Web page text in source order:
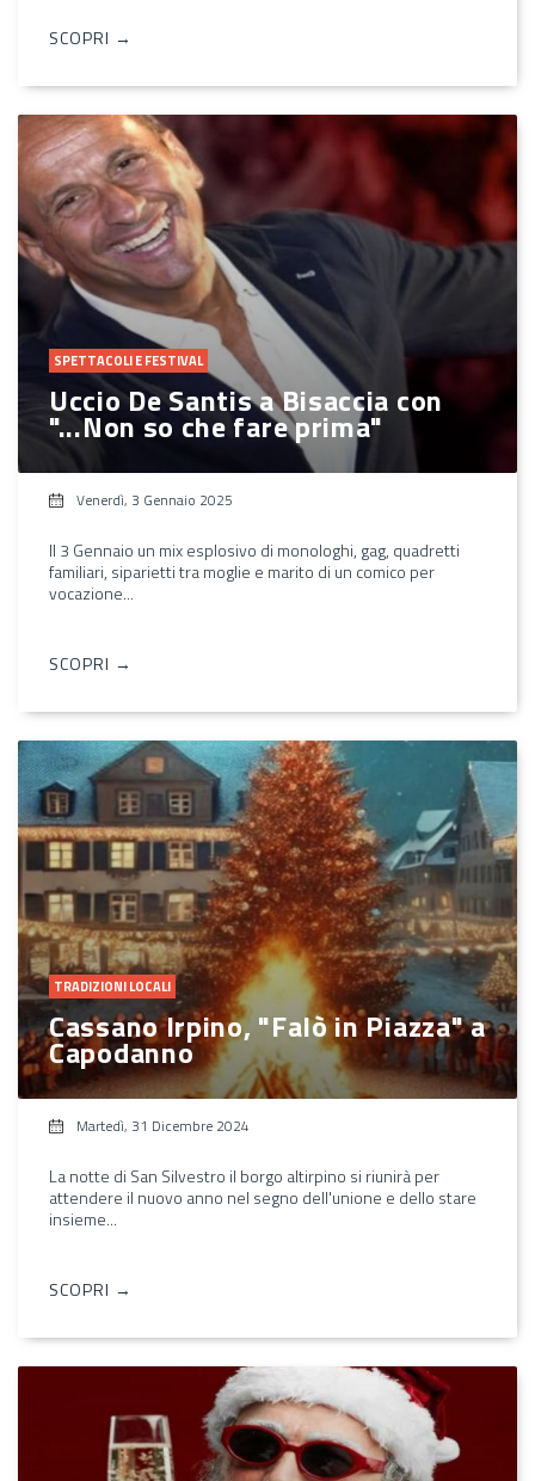
SCOPRI →
SPETTACOLI E FESTIVAL
Uccio De Santis a Bisaccia con
"...Non so che fare prima"
Venerdì, 3 Gennaio 2025
Il 3 Gennaio un mix esplosivo di monologhi, gag, quadretti
familiari, siparietti tra moglie e marito di un comico per
vocazione...
SCOPRI →
TRADIZIONI LOCALI
Cassano Irpino, "Falò in Piazza" a
Capodanno
Martedì, 31 Dicembre 2024
La notte di San Silvestro il borgo altirpino si riunirà per
attendere il nuovo anno nel segno dell'unione e dello stare
insieme...
SCOPRI →